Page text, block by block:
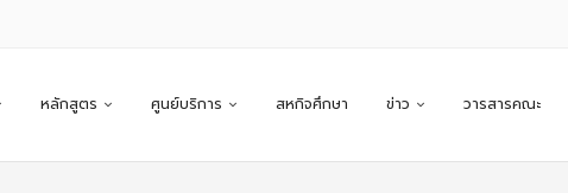
หลักสูตร ศูนย์บริการ สหกิจศึกษา ข่าว วารสารคณะ